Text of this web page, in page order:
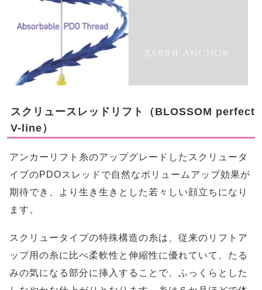
スクリュースレッドリフト（BLOSSOM perfect
V-line）
アンカーリフト糸のアップグレードしたスクリュータ
イプのPDOスレッドで自然なボリュームアップ効果が
期待でき、より生き生きとした若々しい顔立ちになり
ます。
スクリュータイプの特殊構造の糸は、従来のリフトア
ップ用の糸に比べ柔軟性と伸縮性に優れていて、たる
みの気になる部分に挿入することで、ふっくらとした